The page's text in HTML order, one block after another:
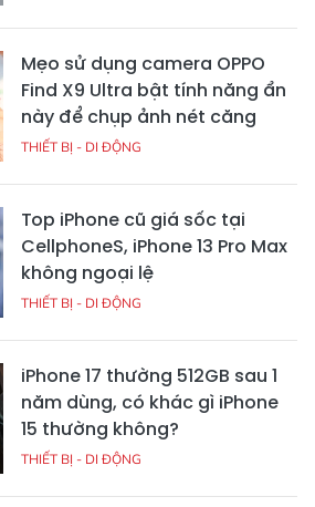
Mẹo sử dụng camera OPPO
Find X9 Ultra bật tính năng ẩn
này để chụp ảnh nét căng
THIẾT BỊ - DI ĐỘNG
Top iPhone cũ giá sốc tại
CellphoneS, iPhone 13 Pro Max
không ngoại lệ
THIẾT BỊ - DI ĐỘNG
iPhone 17 thường 512GB sau 1
năm dùng, có khác gì iPhone
15 thường không?
THIẾT BỊ - DI ĐỘNG